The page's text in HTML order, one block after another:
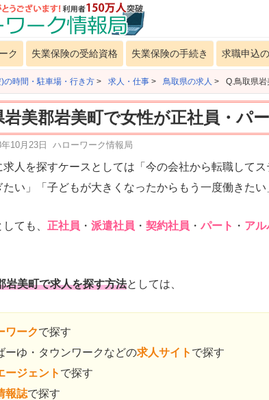
ク 失業保険の受給資格 失業保険の手続き 求職申込
の時間・駐車場・行き方 > 求人・仕事 > 鳥取県の求人 > Q.鳥取県
岩美郡岩美町で女性が正社員・パ
10月23日 ハローワーク情報局
求人を探すケースとしては「今の会社から転職して
い」「子どもが大きくなったからもう一度働きたい
ても、 正社員 ・ 派遣社員 ・ 契約社員 ・ パート ・ アル
岩美町で求人を探す方法としては、
ワークで探す
ーゆ・タウンワークなどの求人サイト で探す
ージェント で探す
報誌で探す